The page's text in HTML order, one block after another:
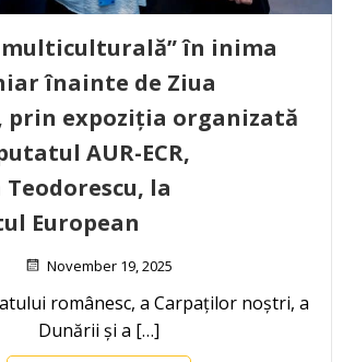
multiculturală” în inima
înainte de Ziua
prin expoziția organizată
AUR-ECR,
la
European
November 19, 2025
românesc, a Carpaților noștri, a
Dunării și a […]